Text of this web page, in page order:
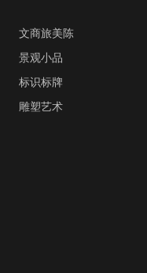
文商旅美陈
景观小品
标识标牌
雕塑艺术